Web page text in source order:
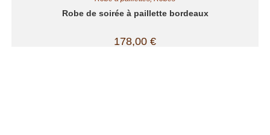
Robe de soirée à paillette bordeaux
178,00 €